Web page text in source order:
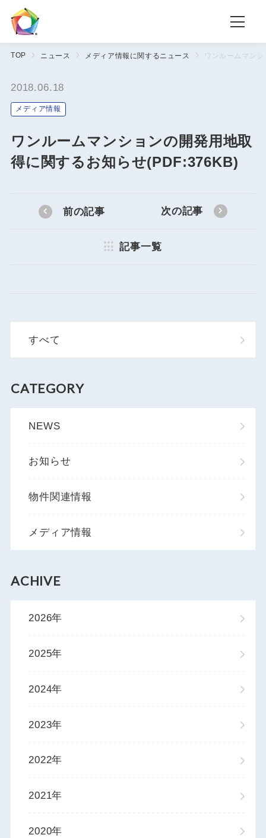
TOP ニュース メディア情報に関するニュース ワンルームマン
2018.06.18
メディア情報
ワンルームマンションの開発用地取
得に関するお知らせ(PDF:376KB)
前の記事
記事一覧
次の記事
すべて
CATEGORY
NEWS
お知らせ
物件関連情報
メディア情報
ACHIVE
2026年
2025年
2024年
2023年
2022年
2021年
2020年